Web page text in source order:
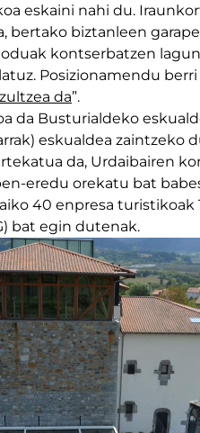
eskaini nahi du.
bertako biztanleen
kontserbatzen
Posizionamendu
da”.
da Busturialdeko
eskualdea zaintzeko
da, Urdaibairen
eredu orekatu bat
40 enpresa turistikoak
bat egin dutenak.